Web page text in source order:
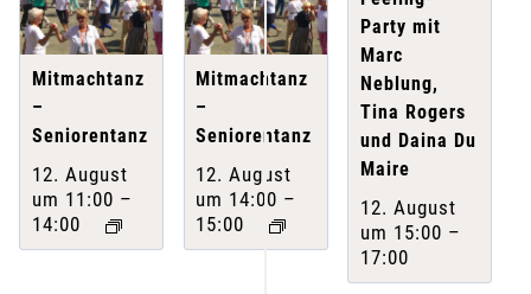
Mitmachtanz
–
Seniorentanz
12. August
um 11:00 –
14:00
Mitmachtanz
–
Seniorentanz
12. August
um 14:00 –
15:00
Party mit
Marc
Neblung,
Tina Rogers
und Daina Du
Maire
12. August
um 15:00 –
17:00